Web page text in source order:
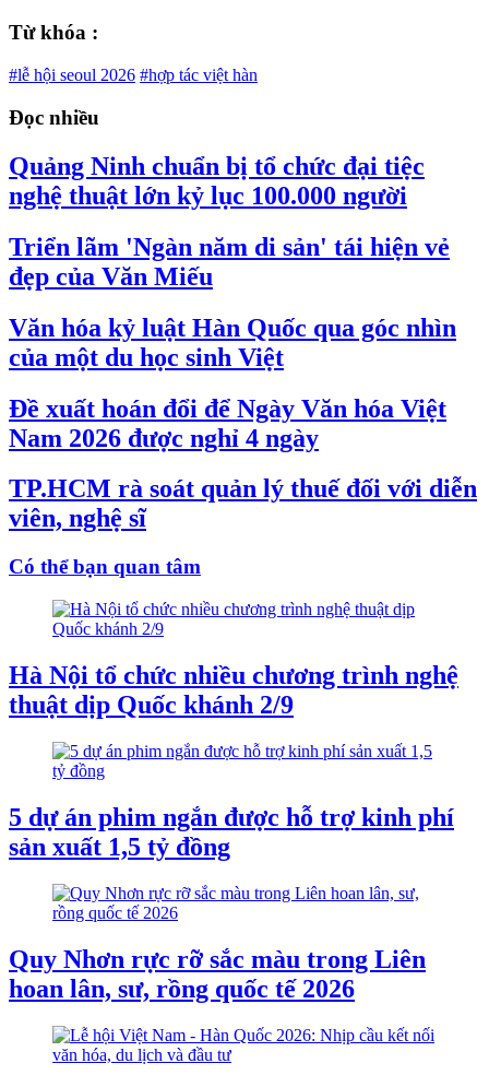
Từ khóa :
#lễ hội seoul 2026 #hợp tác việt hàn
Đọc nhiều
Quảng Ninh chuẩn bị tổ chức đại tiệc
nghệ thuật lớn kỷ lục 100.000 người
Triển lãm 'Ngàn năm di sản' tái hiện vẻ
đẹp của Văn Miếu
Văn hóa kỷ luật Hàn Quốc qua góc nhìn
của một du học sinh Việt
Đề xuất hoán đổi để Ngày Văn hóa Việt
Nam 2026 được nghỉ 4 ngày
TP.HCM rà soát quản lý thuế đối với diễn
viên, nghệ sĩ
Có thể bạn quan tâm
Hà Nội tổ chức nhiều chương trình nghệ
thuật dịp Quốc khánh 2/9
5 dự án phim ngắn được hỗ trợ kinh phí
sản xuất 1,5 tỷ đồng
Quy Nhơn rực rỡ sắc màu trong Liên
hoan lân, sư, rồng quốc tế 2026